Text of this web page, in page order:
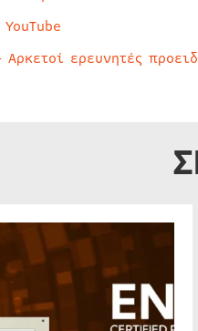
ερευνητές